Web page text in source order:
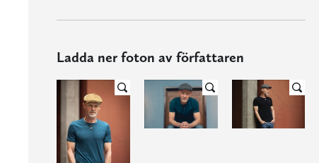
Ladda ner foton av författaren